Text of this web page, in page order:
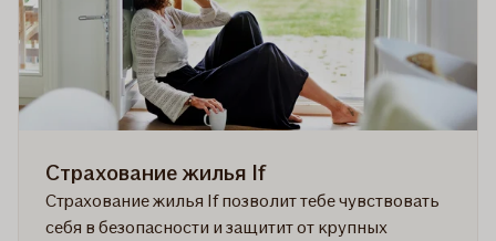
Страхование жилья If
Страхование жилья If позволит тебе чувствовать
себя в безопасности и защитит от крупных